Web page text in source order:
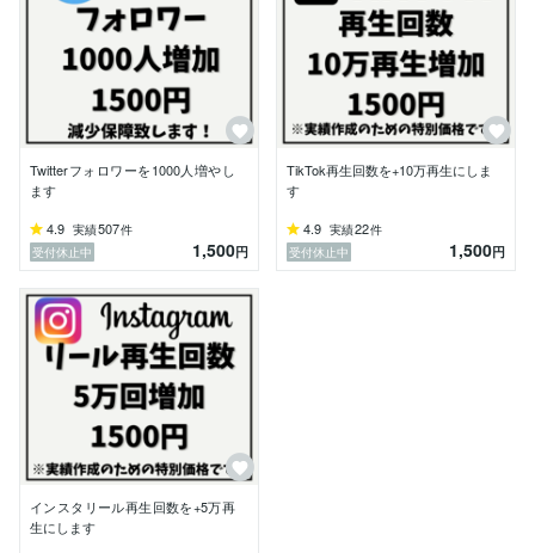
【免責事項】
当サービスを利用したことによって生じた損害等の一切
の責任を負いかねますのでご了承ください。
また、サービスの効果が永続することを保証するもので
はありません。
Twitterフォロワーを1000人増やし
ます
4.9 実績507件
受付休止中
1,500円
TikTok再生回数を+10万再生にしま
す
4.9 実績22件
受付休止中
1,500円
インスタリール再生回数を+5万再
生にします